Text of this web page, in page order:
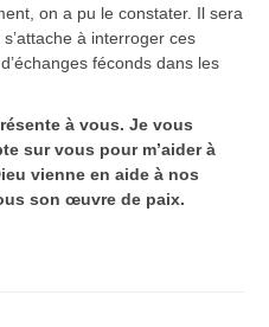
on a pu le constater. Il sera
à interroger ces
féconds dans les
à vous. Je vous
sur vous pour m’aider à
vienne en aide à nos
son œuvre de paix.